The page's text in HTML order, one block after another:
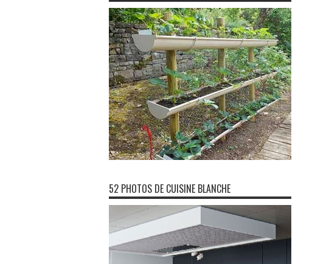
52 PHOTOS DE CUISINE BLANCHE